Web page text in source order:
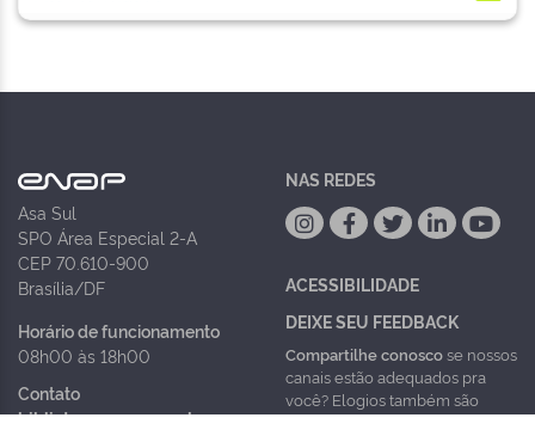
Asa Sul
SPO Área Especial 2-A
CEP 70.610-900
Brasília/DF
Horário de funcionamento
08h00 às 18h00
Contato
biblioteca@enap.gov.br
NAS REDES
ACESSIBILIDADE
DEIXE SEU FEEDBACK
Compartilhe conoscose nossos
canais estão adequados pra
você? Elogios também são
super bem vindos!